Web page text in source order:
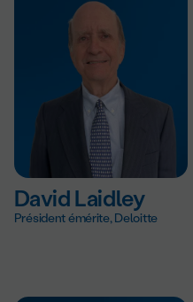
David Laidley
Président émérite, Deloitte